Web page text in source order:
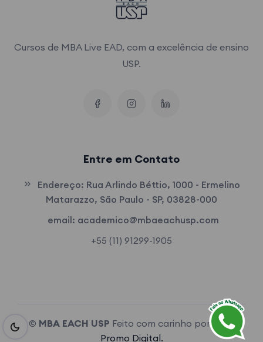
Cursos de MBA Live EAD, com a excelência de ensino
USP.
Entre em Contato
Endereço: Rua Arlindo Béttio, 1000 - Ermelino
Matarazzo, São Paulo - SP, 03828-000
email: academico@mbaeachusp.com
+55 (11) 91299-1905
© MBA EACH USP Feito com carinho por MKT
Promo Digital.